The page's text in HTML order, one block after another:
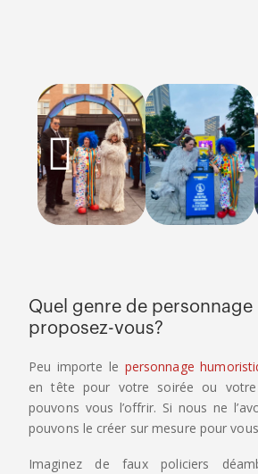
Quel genre de
proposez-vous?
Peu importe le personnage
en tête pour votre soirée ou votre
pouvons vous l’offrir. Si nous ne
pouvons le créer sur mesure pour
Imaginez de faux policiers